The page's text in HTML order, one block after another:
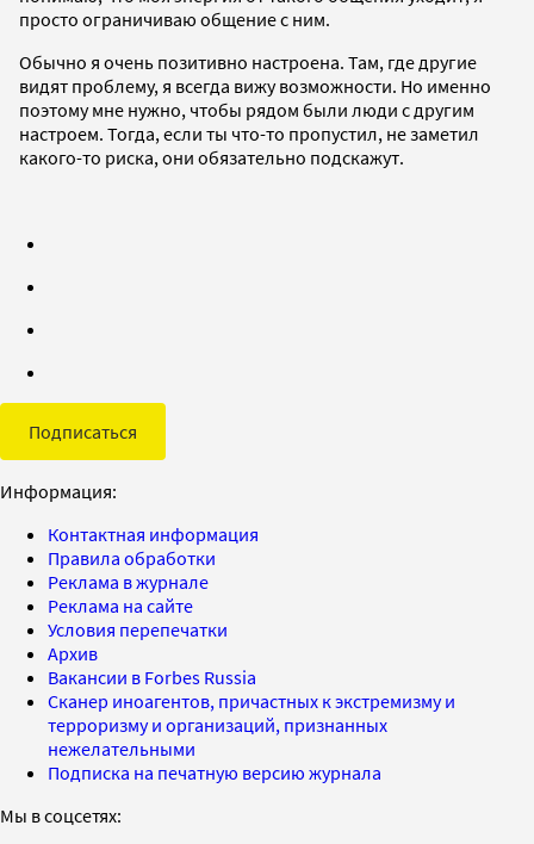
просто ограничиваю общение с ним.
Обычно я очень позитивно настроена. Там, где другие
видят проблему, я всегда вижу возможности. Но именно
поэтому мне нужно, чтобы рядом были люди с другим
настроем. Тогда, если ты что-то пропустил, не заметил
какого-то риска, они обязательно подскажут.
Подписаться
Информация:
Контактная информация
Правила обработки
Реклама в журнале
Реклама на сайте
Условия перепечатки
Архив
Вакансии в Forbes Russia
Сканер иноагентов, причастных к экстремизму и
терроризму и организаций, признанных
нежелательными
Подписка на печатную версию журнала
Мы в соцсетях: